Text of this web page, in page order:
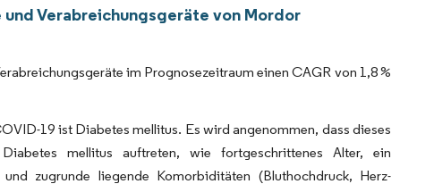
Verabreichungsgeräte von Mordor
im Prognosezeitraum einen CAGR von 1,8 %
19 ist Diabetes mellitus. Es wird angenommen, dass dieses
mellitus auftreten, wie fortgeschrittenes Alter, ein
zugrunde liegende Komorbiditäten (Bluthochdruck, Herz-